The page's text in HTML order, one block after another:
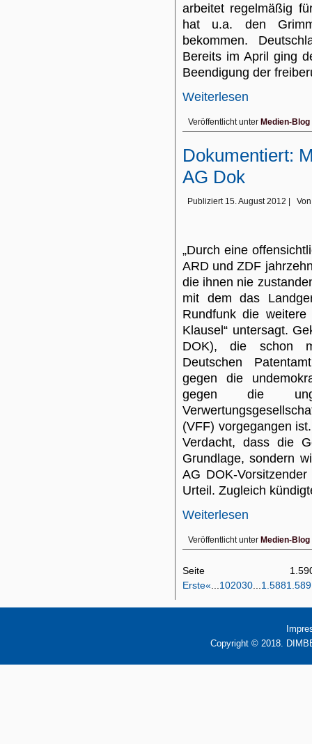
arbeitet regelmäßig
hat u.a. den
bekommen.
Bereits im April ging
Beendigung der
Weiterlesen
Veröffentlicht unter Medien-Blog
Dokumentiert:
AG Dok
Publiziert 15. August 2012 Von
„Durch eine
ARD und ZDF
die ihnen nie
mit dem das
Rundfunk die weitere
Klausel“ untersagt.
DOK), die schon
Deutschen
gegen die
gegen die
(VFF) vorgegangen
Verdacht, dass die
Grundlage, sondern
AG DOK-
Urteil. Zugleich
Weiterlesen
Veröffentlicht unter Medien-Blog
Seite
Erste« 102030 1.5881.589
Copyright © 2018.